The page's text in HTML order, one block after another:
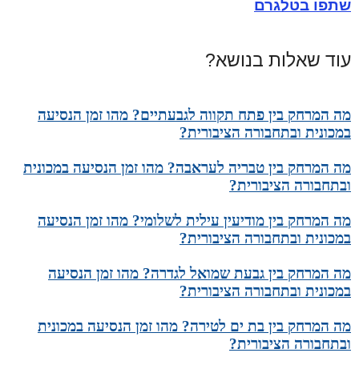
שתפו בטלגרם
עוד שאלות בנושא?
מה המרחק בין פתח תקווה לגבעתיים? מהו זמן הנסיעה
במכונית ובתחבורה הציבורית?
מה המרחק בין טבריה לעראבה? מהו זמן הנסיעה במכונית
ובתחבורה הציבורית?
מה המרחק בין מודיעין עילית לשלומי? מהו זמן הנסיעה
במכונית ובתחבורה הציבורית?
מה המרחק בין גבעת שמואל לגדרה? מהו זמן הנסיעה
במכונית ובתחבורה הציבורית?
מה המרחק בין בת ים לטירה? מהו זמן הנסיעה במכונית
ובתחבורה הציבורית?